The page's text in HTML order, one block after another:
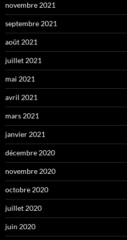
novembre 2021
septembre 2021
août 2021
juillet 2021
mai 2021
avril 2021
mars 2021
janvier 2021
décembre 2020
novembre 2020
octobre 2020
juillet 2020
juin 2020